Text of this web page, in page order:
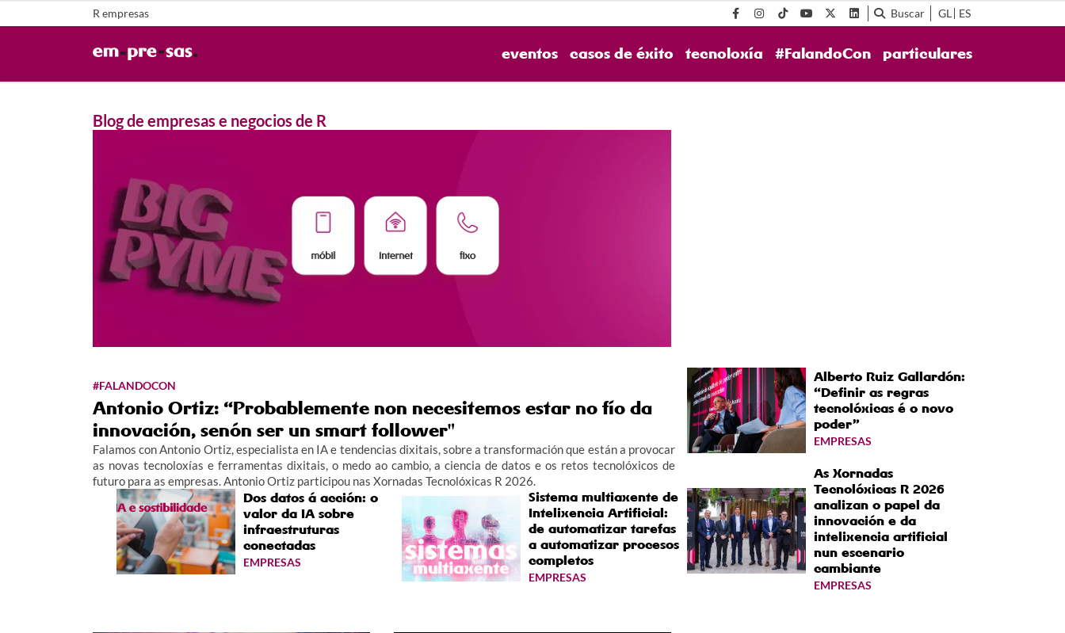
R empresas Buscar GL ES
eventos casos de éxito tecnoloxía #FalandoCon particulares
Blog de empresas e negocios de R
#FALANDOCON
Antonio Ortiz: “Probablemente non necesitemos estar no fío da
innovación, senón ser un smart follower"
Falamos con Antonio Ortiz, especialista en IA e tendencias dixitais, sobre a transformación que están a provocar
as novas tecnoloxías e ferramentas dixitais, o medo ao cambio, a ciencia de datos e os retos tecnolóxicos de
futuro para as empresas. Antonio Ortiz participou nas Xornadas Tecnolóxicas R 2026.
Alberto Ruiz Gallardón:
“Definir as regras
tecnolóxicas é o novo
poder”
EMPRESAS
As Xornadas
Tecnolóxicas R 2026
analizan o papel da
innovación e da
intelixencia artificial
nun escenario
cambiante
EMPRESAS
Sistema multiaxente de
Intelixencia Artificial:
de automatizar tarefas
a automatizar procesos
completos
EMPRESAS
Dos datos á acción: o
valor da IA sobre
infraestruturas
conectadas
EMPRESAS